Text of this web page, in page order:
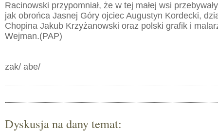
Racinowski przypomniał, że w tej małej wsi
jak obrońca Jasnej Góry ojciec Augustyn Kordecki,
Chopina Jakub Krzyżanowski oraz polski grafik i
Wejman.(PAP)
zak/ abe/
Dyskusja na dany temat: